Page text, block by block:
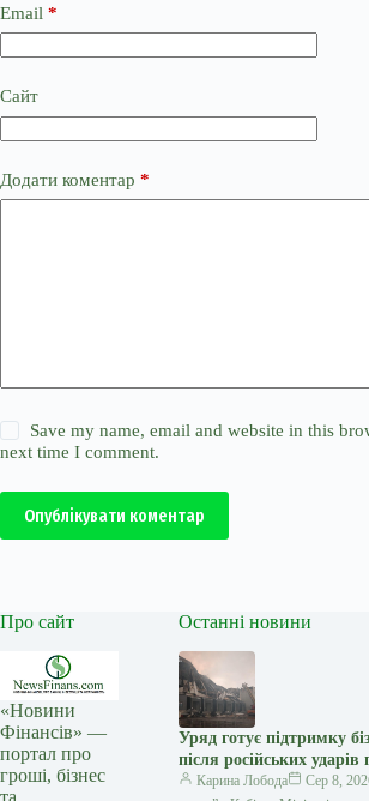
Email *
Сайт
Додати коментар *
Save my name, email and website in this
next time I comment.
Опублікувати коментар
Про сайт
«Новини
Фінансів» —
портал про
гроші, бізнес
та
Останні новини
Уряд готує підтримку
після російських ударів
логістичній
Карина Лобода
Сер 8,